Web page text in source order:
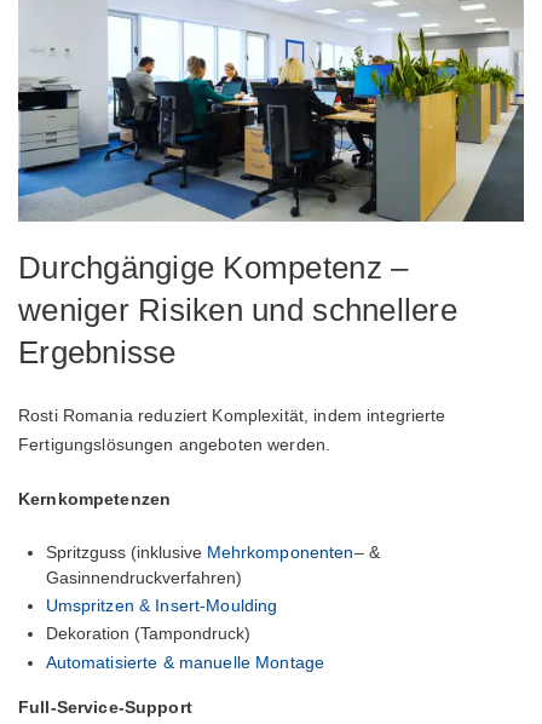
Durchgängige Kompetenz –
weniger Risiken und schnellere
Ergebnisse
Rosti Romania reduziert Komplexität, indem integrierte
Fertigungslösungen angeboten werden.
Kernkompetenzen
Spritzguss (inklusive Mehrkomponenten– &
Gasinnendruckverfahren)
Umspritzen & Insert-Moulding
Dekoration (Tampondruck)
Automatisierte & manuelle Montage
Full-Service-Support